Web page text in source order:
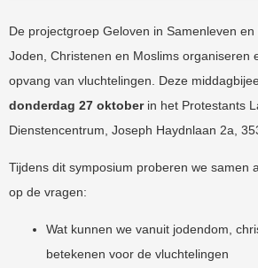
De projectgroep Geloven in Samenleven
Joden, Christenen en Moslims organiseren
opvang van vluchtelingen. Deze
donderdag 27 oktoberin het Protestants
Dienstencentrum, Joseph Haydnlaan 2a,
Tijdens dit symposium proberen we samen
op de vragen:
Wat kunnen we vanuit jodendom,
betekenen voor de vluchtelingen